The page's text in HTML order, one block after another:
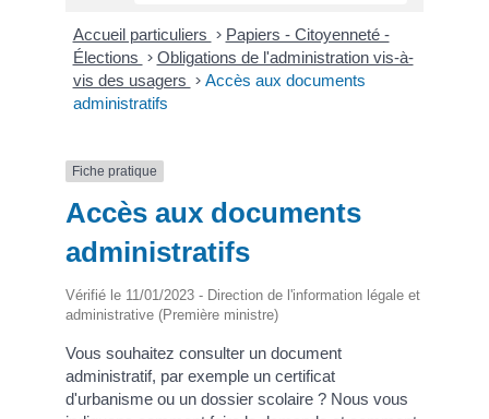
Accueil particuliers > Papiers - Citoyenneté -
Élections > Obligations de l'administration vis-à-
vis des usagers > Accès aux documents
administratifs
Fiche pratique
Accès aux documents
administratifs
Vérifié le 11/01/2023 - Direction de l'information légale et
administrative (Première ministre)
Vous souhaitez consulter un document
administratif, par exemple un certificat
d'urbanisme ou un dossier scolaire ? Nous vous